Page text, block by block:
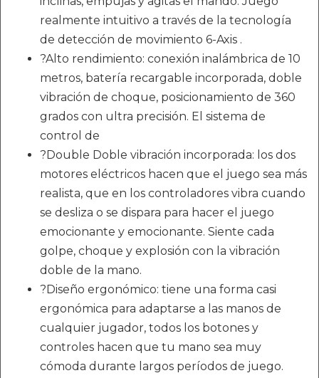
realmente intuitivo a través de la tecnología
de detección de movimiento 6-Axis .
?Alto rendimiento: conexión inalámbrica de 10
metros, batería recargable incorporada, doble
vibración de choque, posicionamiento de 360 ​​
grados con ultra precisión. El sistema de
control de
?Double Doble vibración incorporada: los dos
motores eléctricos hacen que el juego sea más
realista, que en los controladores vibra cuando
se desliza o se dispara para hacer el juego
emocionante y emocionante. Siente cada
golpe, choque y explosión con la vibración
doble de la mano.
?Diseño ergonómico: tiene una forma casi
ergonómica para adaptarse a las manos de
cualquier jugador, todos los botones y
controles hacen que tu mano sea muy
cómoda durante largos períodos de juego.